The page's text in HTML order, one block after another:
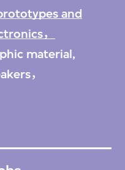
and
，
material,
，